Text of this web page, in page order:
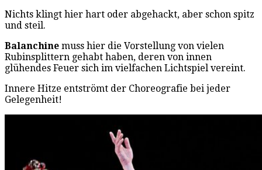
Nichts klingt hier hart oder abgehackt, aber schon spitz
und steil.
Balanchine muss hier die Vorstellung von vielen
Rubinsplittern gehabt haben, deren von innen
glühendes Feuer sich im vielfachen Lichtspiel vereint.
Innere Hitze entströmt der Choreografie bei jeder
Gelegenheit!